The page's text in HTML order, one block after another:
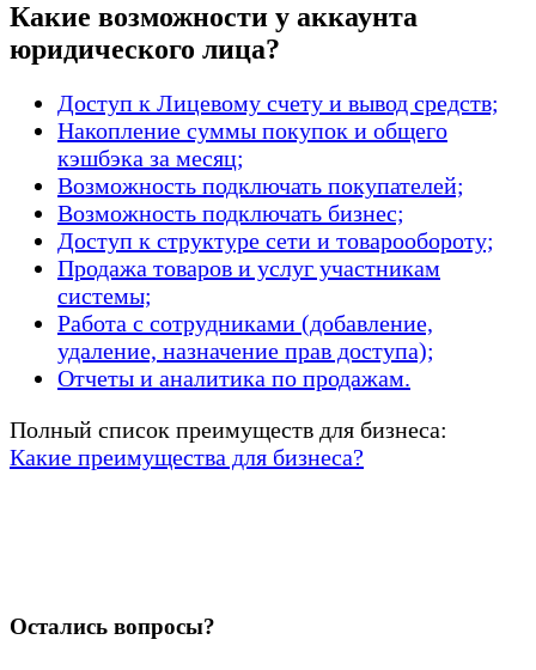
Какие возможности у аккаунта
юридического лица?
Доступ к Лицевому счету и вывод средств;
Накопление суммы покупок и общего
кэшбэка за месяц;
Возможность подключать покупателей;
Возможность подключать бизнес;
Доступ к структуре сети и товарообороту;
Продажа товаров и услуг участникам
системы;
Работа с сотрудниками (добавление,
удаление, назначение прав доступа);
Отчеты и аналитика по продажам.
Полный список преимуществ для бизнеса:
Какие преимущества для бизнеса?
Остались вопросы?